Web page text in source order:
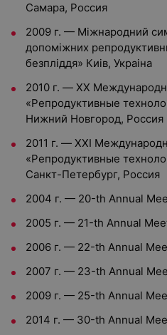
Самара, Россия
2009 г. — Міжнародний
допоміжних
безпліддя» Киів, Украіна
2010 г. — XX
«Репродуктивные
Нижний Новгород, Россия
2011 г. — XXI
«Репродуктивные
Санкт-Петербург, Россия
2004 г. — 20-th Annual
2005 г. — 21-th Annual
2006 г. — 22-th Annual
2007 г. — 23-th Annual
2009 г. — 25-th Annual
2014 г. — 30-th Annual